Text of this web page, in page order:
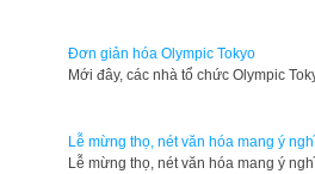
Đơn giản hóa Olympic Tokyo
Mới đây, các nhà tổ chức Olympic
Lễ mừng thọ, nét văn hóa mang ý
Lễ mừng thọ, nét văn hóa mang ý